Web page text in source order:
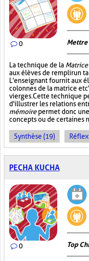
0 Mettre
La technique de la
aux élèves de remplir un
L'enseignant fournit aux
colonnes de la matrice et
vierges. Cette technique
d'illustrer les relations
mémoirepermet donc
concepts ou de certaines
Synthèse (19)
PECHA KUCHA
0 Top